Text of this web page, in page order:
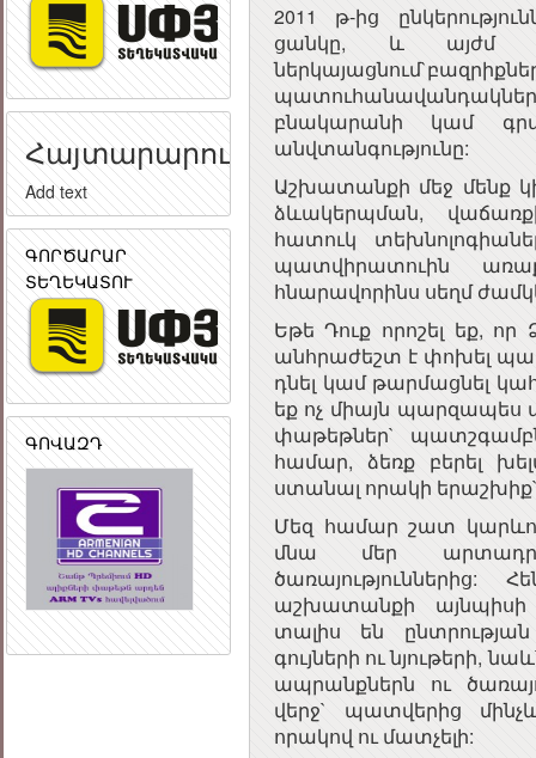
Հայտարարություն
Add text
ԳՈՐԾԱՐԱՐ
ՏԵՂԵԿԱՏՈՒ
ԳՈՎԱԶԴ
2011 թ-ից
ցանկը, և այժմ
բնակարանի կամ
անվտանգությունը:
Աշխատանքի մեջ մենք
ձևակերպման,
հատուկ
պատվիրատուին
հնարավորինս սեղմ
Եթե Դուք որոշել եք,
անհրաժեշտ է փոխել
դնել կամ թարմացնել
եք ոչ միայն
փաթեթներ`
համար, ձեռք բերել
ստանալ որակի երաշխիք`
Մեզ համար շատ
մնա մեր
աշխատանքի այնպիսի
տալիս են ընտրության
գույների ու նյութերի,
ապրանքներն ու
վերջ` պատվերից
որակով ու մատչելի: